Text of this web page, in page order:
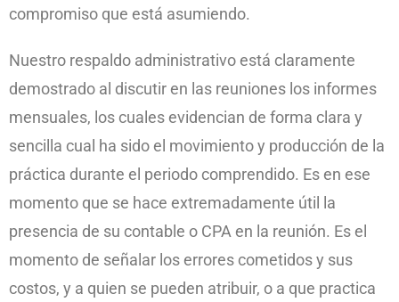
compromiso que está asumiendo.
Nuestro respaldo administrativo está claramente
demostrado al discutir en las reuniones los informes
mensuales, los cuales evidencian de forma clara y
sencilla cual ha sido el movimiento y producción de la
práctica durante el periodo comprendido. Es en ese
momento que se hace extremadamente útil la
presencia de su contable o CPA en la reunión. Es el
momento de señalar los errores cometidos y sus
costos, y a quien se pueden atribuir, o a que practica